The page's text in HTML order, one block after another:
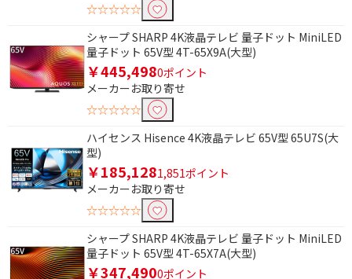
☆☆☆☆☆
シャープ SHARP 4K液晶テレビ 量子ドット MiniLED
量子ドット 65V型 4T-65X9A(大型)
￥445,4980ポイント
メーカーお取り寄せ
☆☆☆☆☆
ハイセンス Hisence 4K液晶テレビ 65V型 65U7S(大
型)
￥185,1281,851ポイント
メーカーお取り寄せ
☆☆☆☆☆
シャープ SHARP 4K液晶テレビ 量子ドット MiniLED
量子ドット 65V型 4T-65X7A(大型)
￥347,4900ポイント
4K/8Kチューナーで絞り込む
BS・CS 4Kチューナー
内蔵
録画機能で絞り込む
HDD(外付)対応